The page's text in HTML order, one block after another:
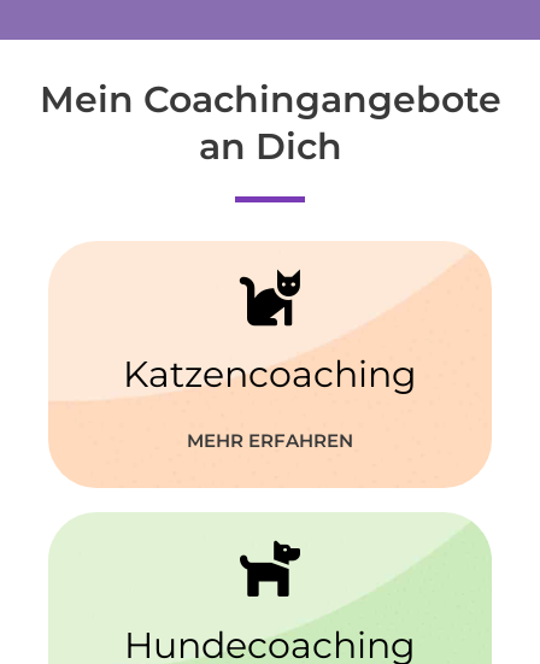
Mein Coachingangebote
an Dich
Katzencoaching
MEHR ERFAHREN
Hundecoaching